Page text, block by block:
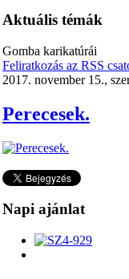
Aktuális témák
Gomba karikatúrái
Feliratkozás az RSS
2017. november 15.,
Perecesek.
Napi ajánlat